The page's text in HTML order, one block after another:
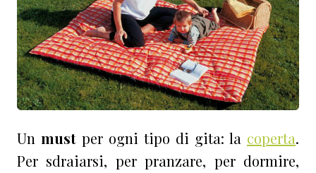
Un must per ogni tipo di gita: la coperta.
Per sdraiarsi, per pranzare, per dormire,